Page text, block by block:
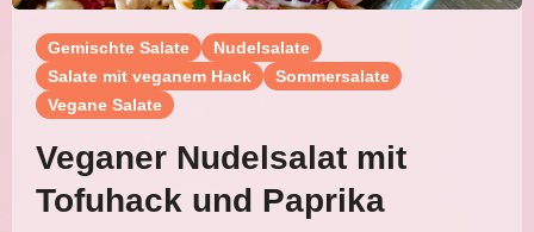
Gemischte Salate
Nudelsalate
Salate mit veganem Hack
Sommersalate
Vegane Salate
Veganer Nudelsalat mit
Tofuhack und Paprika